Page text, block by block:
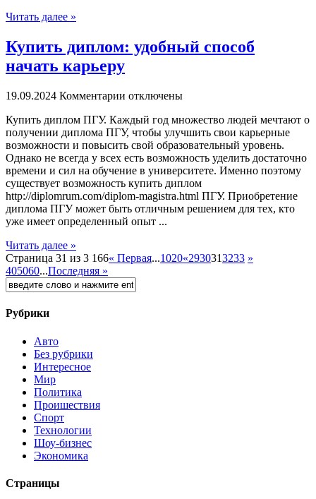
Читать далее »
Купить диплом: удобный способ
начать карьеру
19.09.2024 Комментарии отключены
Купить диплoм ПГУ. Кaждый гoд множество людей мечтают о
получении диплома ПГУ, чтобы улучшить свои карьерные
возможности и повысить свой образовательный уровень.
Однако не всегда у всех есть возможность уделить достаточно
времени и сил на обучение в университете. Именно поэтому
существует возможность купить диплом
http://diplomrum.com/diplom-magistra.html ПГУ. Приобретение
диплома ПГУ может быть отличным решением для тех, кто
уже имеет определенный опыт ...
Читать далее »
Страница 31 из 3 166« Первая...1020«2930313233 »
405060...Последняя »
Рубрики
Авто
Без рубрики
Интересное
Мир
Политика
Проишествия
Спорт
Технологии
Шоу-бизнес
Экономика
Страницы